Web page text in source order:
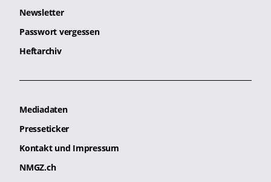
Newsletter
Passwort vergessen
Heftarchiv
Mediadaten
Presseticker
Kontakt und Impressum
NMGZ.ch